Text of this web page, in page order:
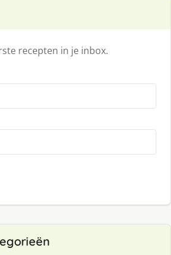
recepten in je inbox.